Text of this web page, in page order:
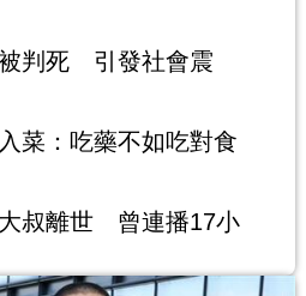
判死 引發社會震
菜：吃藥不如吃對食
叔離世 曾連播17小